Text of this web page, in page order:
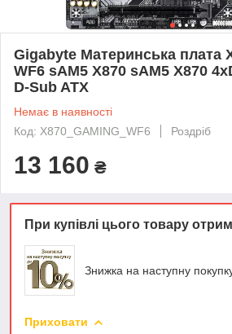
Gigabyte Материнська плата
WF6 sAM5 X870 sAM5 X870
D-Sub ATX
Немає в наявності
Код: X870_GAMING_WF6
Роздріб
13 160 ₴
При купівлі цього товару
Знижка на наступну
Приховати